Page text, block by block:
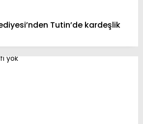
Tutin’de kardeşlik